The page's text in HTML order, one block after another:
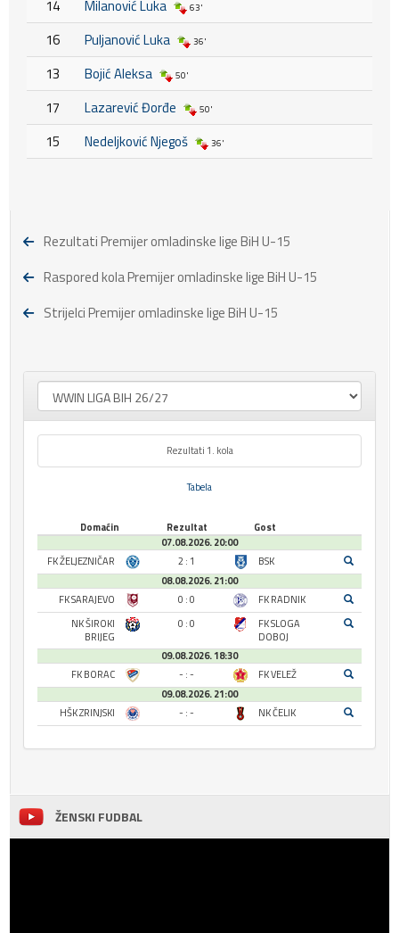
14 Milanović Luka 63'
16 Puljanović Luka 36'
13 Bojić Aleksa 50'
17 Lazarević Đorđe 50'
15 Nedeljković Njegoš 36'
Rezultati Premijer omladinske lige BiH U-15
Raspored kola Premijer omladinske lige BiH U-15
Strijelci Premijer omladinske lige BiH U-15
Rezultati 1. kola
Tabela
Domaćin Rezultat
Gost
07.08.2026. 20:00
FK ŽELJEZNIČAR
2 : 1
BSK
08.08.2026. 21:00
FK SARAJEVO
0 : 0
FK RADNIK
NK ŠIROKI
BRIJEG
0 : 0
FK SLOGA
DOBOJ
09.08.2026. 18:30
FK BORAC
- : -
FK VELEŽ
09.08.2026. 21:00
HŠK ZRINJSKI
- : - NK ČELIK
ŽENSKI FUDBAL